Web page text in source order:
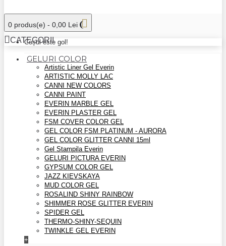
0 produs(e) - 0,00 Lei
Coșul este gol!
CATEGORII
GELURI COLOR
Artistic Liner Gel Everin
ARTISTIC MOLLY LAC
CANNI NEW COLORS
CANNI PAINT
EVERIN MARBLE GEL
EVERIN PLASTER GEL
FSM COVER COLOR GEL
GEL COLOR FSM PLATINUM - AURORA
GEL COLOR GLITTER CANNI 15ml
Gel Stampila Everin
GELURI PICTURA EVERIN
GYPSUM COLOR GEL
JAZZ KIEVSKAYA
MUD COLOR GEL
ROSALIND SHINY RAINBOW
SHIMMER ROSE GLITTER EVERIN
SPIDER GEL
THERMO-SHINY-SEQUIN
TWINKLE GEL EVERIN
+